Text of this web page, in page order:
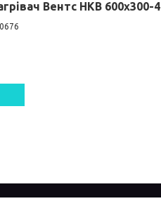
Вентс НКВ 600x300-4